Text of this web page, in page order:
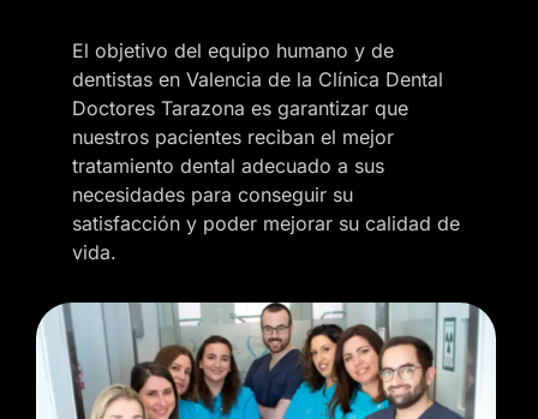
El objetivo del equipo humano y de
dentistas en Valencia de la Clínica Dental
Doctores Tarazona es garantizar que
nuestros pacientes reciban el mejor
tratamiento dental adecuado a sus
necesidades para conseguir su
satisfacción y poder mejorar su calidad de
vida.